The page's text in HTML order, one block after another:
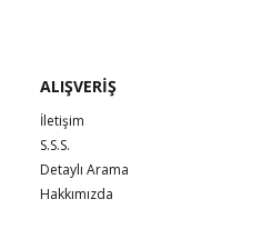
ALIŞVERİŞ
İletişim
S.S.S.
Detaylı Arama
Hakkımızda